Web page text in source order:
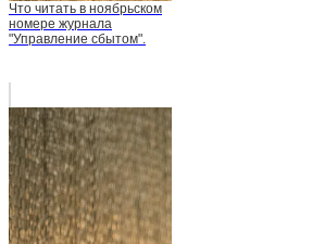
Что читать в ноябрьском
номере журнала
"Управление сбытом".